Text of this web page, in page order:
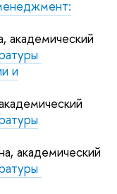
академический
и
академический